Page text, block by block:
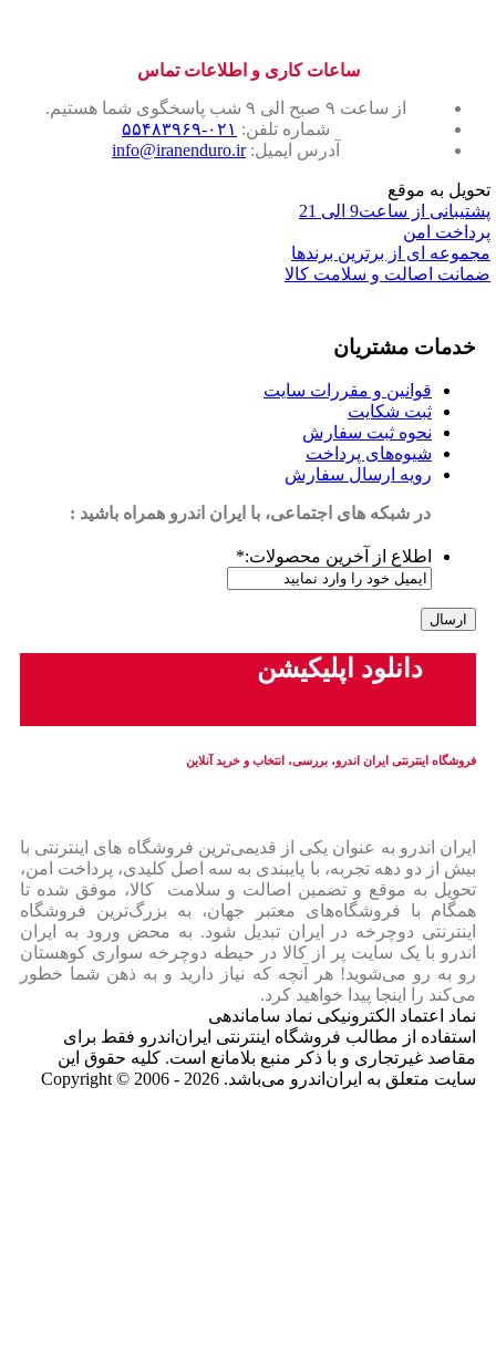
ساعات کاری و اطلاعات تماس
از ساعت ۹ صبح الی ۹ شب پاسخگوی شما هستیم.
شماره تلفن: ۰۲۱-۵۵۴۸۳۹۶۹
آدرس ایمیل:info@iranenduro.ir
تحویل به موقع
پشتیبانی از ساعت9 الی 21
پرداخت امن
مجموعه ای از برترین برندها
ضمانت اصالت و سلامت کالا
خدمات مشتریان
قوانین و مقررات سایت
ثبت شکایت
نحوه ثبت سفارش
شیوه‌های پرداخت
رویه ارسال سفارش
در شبکه های اجتماعی، با ایران اندرو همراه باشید :
اطلاع از آخرین محصولات:*
دانلود اپلیکیشن
فروشگاه اینترنتی ایران‌ اندرو، بررسی، انتخاب و خرید آنلاین
ایران‌ اندرو به عنوان یکی از قدیمی‌ترین فروشگاه های اینترنتی با
بیش از دو دهه تجربه، با پایبندی به سه اصل کلیدی، پرداخت امن،
تحویل به موقع و تضمین اصالت و سلامت کالا، موفق شده تا
همگام با فروشگاه‌های معتبر جهان، به بزرگ‌ترین فروشگاه
اینترنتی دوچرخه در ایران تبدیل شود. به محض ورود به ایران‌
اندرو با یک سایت پر از کالا در حیطه دوچرخه سواری کوهستان
رو به رو می‌شوید! هر آنچه که نیاز دارید و به ذهن شما خطور
می‌کند را اینجا پیدا خواهید کرد.
نماد اعتماد الکترونیکی نماد ساماندهی
استفاده از مطالب فروشگاه اینترنتی ایران‌اندرو فقط برای
مقاصد غیرتجاری و با ذکر منبع بلامانع است. کلیه حقوق این
سایت متعلق به ایران‌اندرو می‌باشد. Copyright © 2006 - 2026